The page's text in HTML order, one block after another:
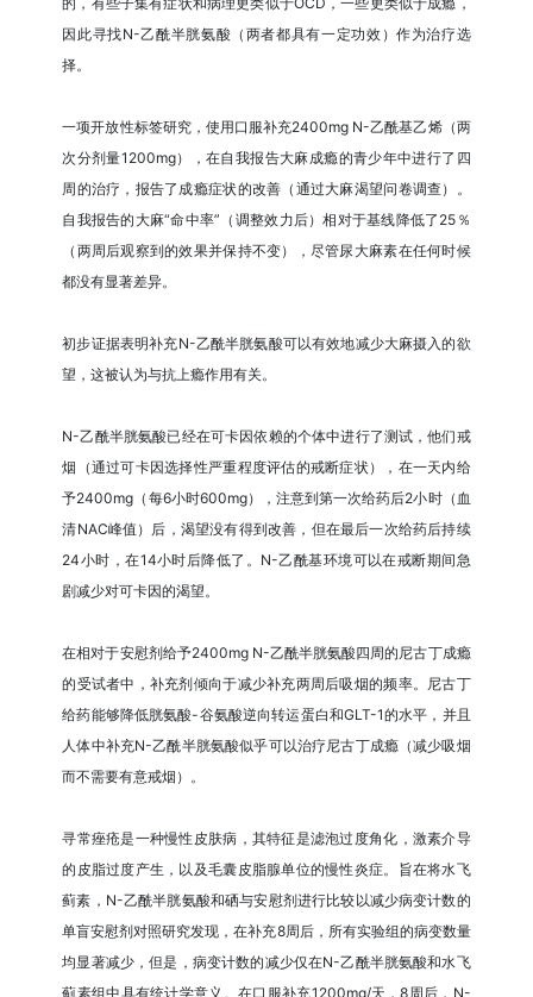
因此寻找N-乙酰半胱氨酸（两者都具有一定功效）作为治疗选
择。
一项开放性标签研究，使用口服补充2400mg N-乙酰基乙烯（两
次分剂量1200mg），在自我报告大麻成瘾的青少年中进行了四
周的治疗，报告了成瘾症状的改善（通过大麻渴望问卷调查）。
自我报告的大麻“命中率”（调整效力后）相对于基线降低了25％
（两周后观察到的效果并保持不变），尽管尿大麻素在任何时候
都没有显著差异。
初步证据表明补充N-乙酰半胱氨酸可以有效地减少大麻摄入的欲
望，这被认为与抗上瘾作用有关。
N-乙酰半胱氨酸已经在可卡因依赖的个体中进行了测试，他们戒
烟（通过可卡因选择性严重程度评估的戒断症状），在一天内给
予2400mg（每6小时600mg），注意到第一次给药后2小时（血
清NAC峰值）后，渴望没有得到改善，但在最后一次给药后持续
24小时，在14小时后降低了。N-乙酰基环境可以在戒断期间急
剧减少对可卡因的渴望。
在相对于安慰剂给予2400mg N-乙酰半胱氨酸四周的尼古丁成瘾
的受试者中，补充剂倾向于减少补充两周后吸烟的频率。尼古丁
给药能够降低胱氨酸-谷氨酸逆向转运蛋白和GLT-1的水平，并且
人体中补充N-乙酰半胱氨酸似乎可以治疗尼古丁成瘾（减少吸烟
而不需要有意戒烟）。
寻常痤疮是一种慢性皮肤病，其特征是滤泡过度角化，激素介导
的皮脂过度产生，以及毛囊皮脂腺单位的慢性炎症。旨在将水飞
蓟素，N-乙酰半胱氨酸和硒与安慰剂进行比较以减少病变计数的
单盲安慰剂对照研究发现，在补充8周后，所有实验组的病变数量
均显著减少，但是，病变计数的减少仅在N-乙酰半胱氨酸和水飞
蓟素组中具有统计学意义。在口服补充1200mg/天，8周后，N-